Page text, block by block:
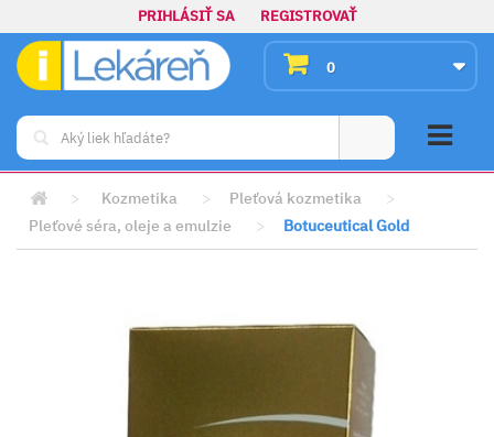
PRIHLÁSIŤ SA REGISTROVAŤ
0
> Kozmetika > Pleťová kozmetika
>
Pleťové séra, oleje a emulzie
> Botuceutical Gold